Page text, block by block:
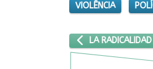
VIOLÊNCIA
ARTIGO ANTERIOR:
LA